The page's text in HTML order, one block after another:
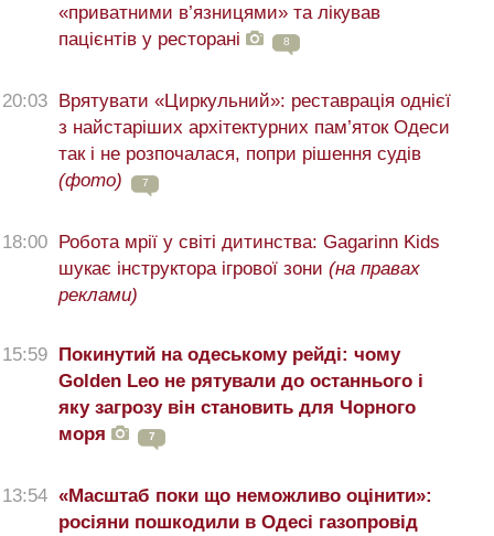
«приватними в’язницями» та лікував
пацієнтів у ресторані
8
20:03 Врятувати «Циркульний»: реставрація однієї
з найстаріших архітектурних пам’яток Одеси
так і не розпочалася, попри рішення судів
(фото)
7
18:00 Робота мрії у світі дитинства: Gagarinn Kids
шукає інструктора ігрової зони (на правах
реклами)
15:59 Покинутий на одеському рейді: чому
Golden Leo не рятували до останнього і
яку загрозу він становить для Чорного
моря
7
13:54 «Масштаб поки що неможливо оцінити»:
росіяни пошкодили в Одесі газопровід